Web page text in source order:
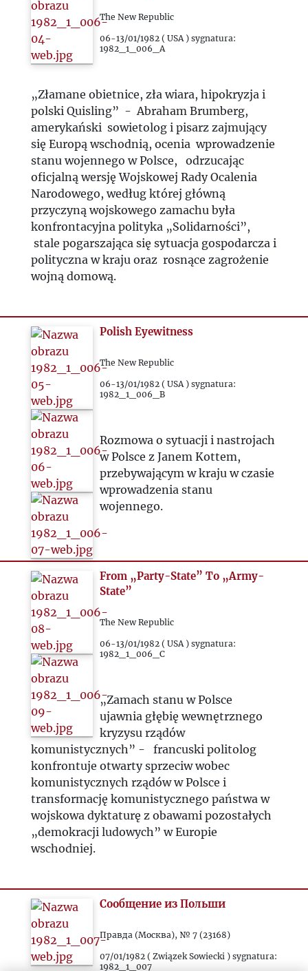
The New Republic
06-13/01/1982 ( USA ) sygnatura:
1982_1_006_A
„Złamane obietnice, zła wiara, hipokryzja i
polski Quisling” - Abraham Brumberg,
amerykański sowietolog i pisarz zajmujący
się Europą wschodnią, ocenia wprowadzenie
stanu wojennego w Polsce, odrzucając
oficjalną wersję Wojskowej Rady Ocalenia
Narodowego, według której główną
przyczyną wojskowego zamachu była
konfrontacyjna polityka „Solidarności”,
stale pogarszająca się sytuacja gospodarcza i
polityczna w kraju oraz rosnące zagrożenie
wojną domową.
Polish Eyewitness
The New Republic
06-13/01/1982 ( USA ) sygnatura:
1982_1_006_B
Rozmowa o sytuacji i nastrojach
w Polsce z Janem Kottem,
przebywającym w kraju w czasie
wprowadzenia stanu
wojennego.
From „Party-State” To „Army-
State”
The New Republic
06-13/01/1982 ( USA ) sygnatura:
1982_1_006_C
„Zamach stanu w Polsce
ujawnia głębię wewnętrznego
kryzysu rządów
komunistycznych” - francuski politolog
konfrontuje otwarty sprzeciw wobec
komunistycznych rządów w Polsce i
transformację komunistycznego państwa w
wojskowa dyktaturę z obawami pozostałych
„demokracji ludowych” w Europie
wschodniej.
Сообщение из Польши
Правда (Москва), № 7 (23168)
07/01/1982 ( Związek Sowiecki ) sygnatura:
1982_1_007